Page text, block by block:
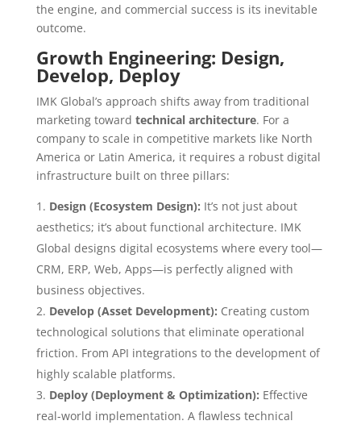
the engine, and commercial success is its inevitable
outcome.
Growth Engineering: Design,
Develop, Deploy
IMK Global’s approach shifts away from traditional
marketing toward technical architecture. For a
company to scale in competitive markets like North
America or Latin America, it requires a robust digital
infrastructure built on three pillars:
Design (Ecosystem Design): It’s not just about
aesthetics; it’s about functional architecture. IMK
Global designs digital ecosystems where every tool—
CRM, ERP, Web, Apps—is perfectly aligned with
business objectives.
Develop (Asset Development): Creating custom
technological solutions that eliminate operational
friction. From API integrations to the development of
highly scalable platforms.
Deploy (Deployment & Optimization): Effective
real-world implementation. A flawless technical